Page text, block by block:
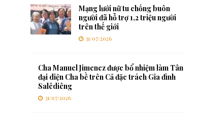
Mạng lưới nữ tu chống buôn
người đã hỗ trợ 1,2 triệu người
trên thế giới
31/07/2026
Cha Manuel Jimenez được bổ nhiệm làm Tân
đại diện Cha bề trên Cả đặc trách Gia đình
Salêdiêng
31/07/2026